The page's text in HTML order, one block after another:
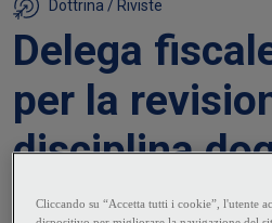
Dottrina / Riviste
Delega
per la
disciplina
accise e